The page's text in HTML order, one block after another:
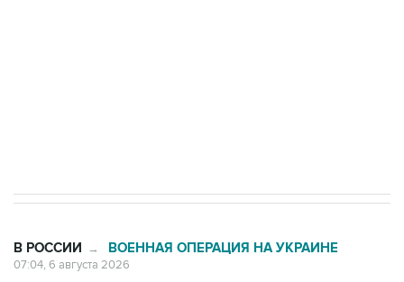
В РОССИИ → ВОЕННАЯ ОПЕРАЦИЯ НА УКРАИНЕ
07:04, 6 августа 2026